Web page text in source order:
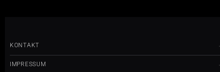
KONTAKT
IMPRESSUM